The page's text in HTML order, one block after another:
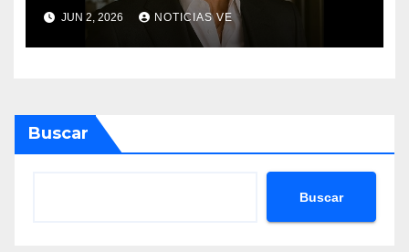
JUN 2, 2026 NOTICIAS VE
Buscar
Buscar